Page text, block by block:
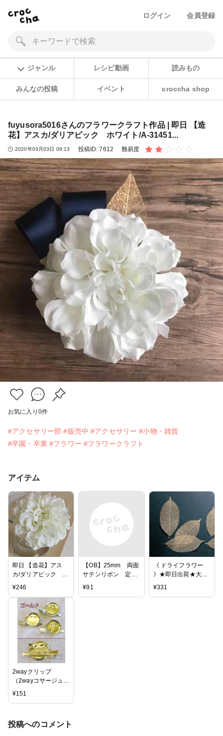
ログイン 会員登録
ジャンル レシピ動画 読みもの
みんなの投稿 イベント croccha shop
fuyusora5016さんのフラワークラフト作品 | 即日 【造
花】アスカ/ダリアピック ホワイト/A-31451...
2020年03月03日 09:13 投稿ID:7612 難易度
お気に入り 0件
#アクセサリー部 #販売中 #アクセサリー #小物・雑貨
#卒園・卒業 #フラワー #フラワークラフト
アイテム
即日 【造花】アス
カ/ダリアピック ホ
ワイト/A-31451-1
¥246
【OB】25mm 両面
サテンリボン 定番
色 2m [13256]
¥91
《 ドライフラワー
》★即日出荷★大地/
オオチノウエン(ソク
¥331
2wayクリップ
（2wayコサージュピ
ン）3個パック
¥151
投稿へのコメント